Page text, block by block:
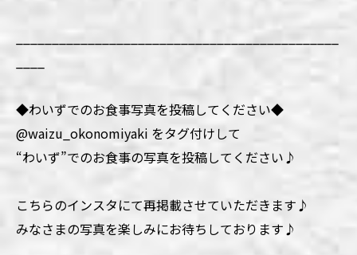
_____________________________________________
◆わいずでのお食事写真を投稿してください◆
@waizu_okonomiyaki をタグ付けして
“わいず”でのお食事の写真を投稿してください♪
こちらのインスタにて再掲載させていただきます♪
みなさまの写真を楽しみにお待ちしております♪